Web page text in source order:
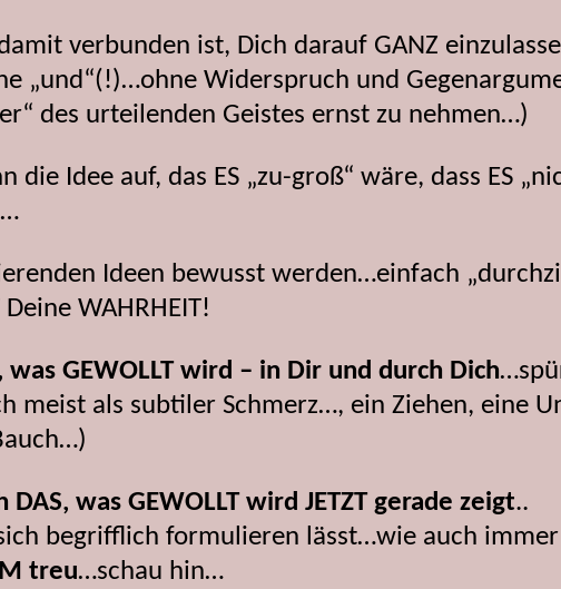
verbunden ist, Dich darauf GANZ
„und“(!)…ohne Widerspruch und
des urteilenden Geistes ernst zu nehmen…)
die Idee auf, das ES „zu-groß“ wäre, dass ES
Ideen bewusst werden…einfach
WAHRHEIT!
was GEWOLLT wird – in Dir und durch Dich
meist als subtiler Schmerz…, ein Ziehen, eine
was GEWOLLT wird JETZT gerade zeigt..
begrifflich formulieren lässt…wie auch
treu…schau hin…